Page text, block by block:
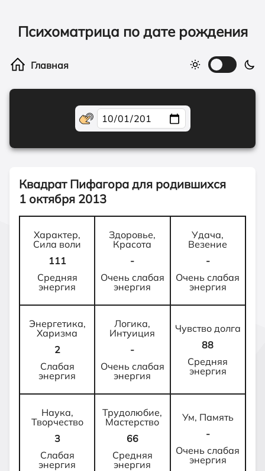
Психоматрица по дате рождения
Квадрат Пифагора для родившихся
1 октября 2013
Характер,
Сила воли
111
Средняя
энергия
Здоровье,
Красота
-
Очень слабая
энергия
Удача,
Везение
-
Очень слабая
энергия
Энергетика,
Харизма
2
Слабая
энергия
Логика,
Интуиция
-
Очень слабая
энергия
Чувство долга
88
Средняя
энергия
Наука,
Творчество
3
Слабая
энергия
Трудолюбие,
Мастерство
66
Средняя
энергия
Ум, Память
-
Очень слабая
энергия